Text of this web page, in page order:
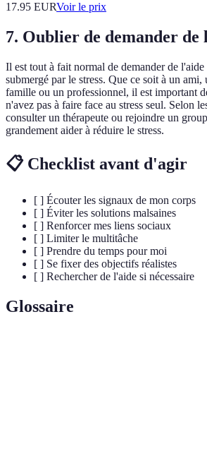
17.95 EURVoir le prix
7. Oublier de demander de
Il est tout à fait normal de demander de l'aide
submergé par le stress. Que ce soit à un
famille ou un professionnel, il est important
n'avez pas à faire face au stress seul. Selon
consulter un thérapeute ou rejoindre un
grandement aider à réduire le stress.
📋 Checklist avant d'agir
[ ] Écouter les signaux de mon corps
[ ] Éviter les solutions malsaines
[ ] Renforcer mes liens sociaux
[ ] Limiter le multitâche
[ ] Prendre du temps pour moi
[ ] Se fixer des objectifs réalistes
[ ] Rechercher de l'aide si nécessaire
Glossaire